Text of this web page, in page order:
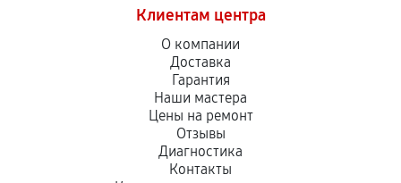
Клиентам центра
О компании
Доставка
Гарантия
Наши мастера
Цены на ремонт
Отзывы
Диагностика
Контакты